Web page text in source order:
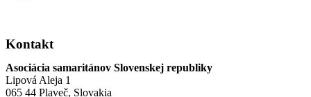
Kontakt
Asociácia samaritánov Slovenskej republiky
Lipová Aleja 1
065 44 Plaveč, Slovakia